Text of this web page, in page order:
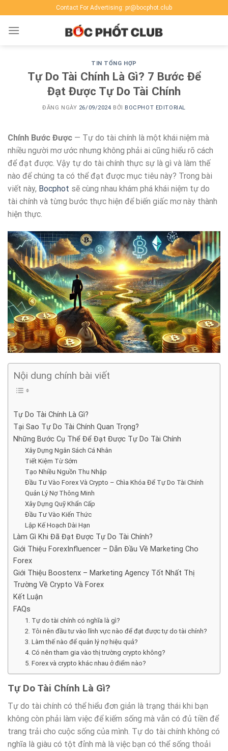
to
content
Contact For Advertising: pr@bocphot.club
TIN TỔNG HỢP
Tự Do Tài Chính Là Gì? 7 Bước Để
Đạt Được Tự Do Tài Chính
ĐĂNG NGÀY 26/09/2024 BỞI BOCPHOT EDITORIAL
Chính Bước Được — Tự do tài chính là một khái niệm mà
nhiều người mơ ước nhưng không phải ai cũng hiểu rõ cách
để đạt được. Vậy tự do tài chính thực sự là gì và làm thế
nào để chúng ta có thể đạt được mục tiêu này? Trong bài
viết này, Bocphot sẽ cùng nhau khám phá khái niệm tự do
tài chính và từng bước thực hiện để biến giấc mơ này thành
hiện thực.
Nội dung chính bài viết
Tự Do Tài Chính Là Gì?
Tại Sao Tự Do Tài Chính Quan Trọng?
Những Bước Cụ Thể Để Đạt Được Tự Do Tài Chính
Xây Dựng Ngân Sách Cá Nhân
Tiết Kiệm Từ Sớm
Tạo Nhiều Nguồn Thu Nhập
Đầu Tư Vào Forex Và Crypto – Chìa Khóa Để Tự Do Tài Chính
Quản Lý Nợ Thông Minh
Xây Dựng Quỹ Khẩn Cấp
Đầu Tư Vào Kiến Thức
Lập Kế Hoạch Dài Hạn
Làm Gì Khi Đã Đạt Được Tự Do Tài Chính?
Giới Thiệu ForexInfluencer – Dẫn Đầu Về Marketing Cho
Forex
Giới Thiệu Boostenx – Marketing Agency Tốt Nhất Thị
Trường Về Crypto Và Forex
Kết Luận
FAQs
1. Tự do tài chính có nghĩa là gì?
2. Tôi nên đầu tư vào lĩnh vực nào để đạt được tự do tài chính?
3. Làm thế nào để quản lý nợ hiệu quả?
4. Có nên tham gia vào thị trường crypto không?
5. Forex và crypto khác nhau ở điểm nào?
Tự Do Tài Chính Là Gì?
Tự do tài chính có thể hiểu đơn giản là trạng thái khi bạn
không còn phải làm việc để kiếm sống mà vẫn có đủ tiền để
trang trải cho cuộc sống của mình. Tự do tài chính không có
nghĩa là giàu có tột đỉnh mà là việc bạn có thể sống thoải